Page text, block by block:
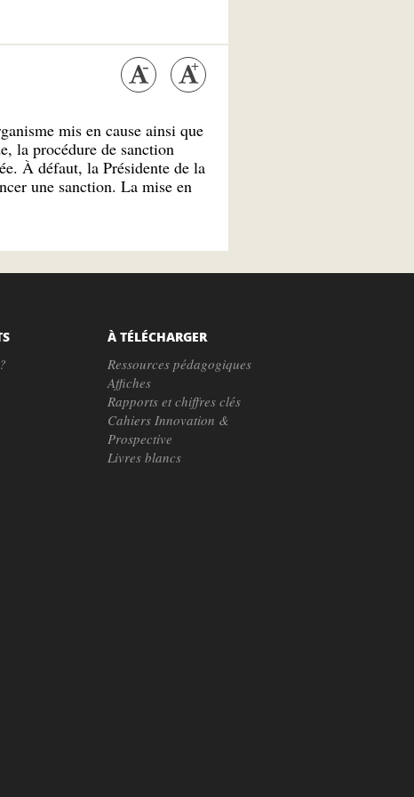
mis en cause ainsi que
la procédure de sanction
À défaut, la Présidente de la
une sanction. La mise en
À TÉLÉCHARGER
Ressources pédagogiques
Affiches
Rapports et chiffres clés
Cahiers Innovation &
Prospective
Livres blancs